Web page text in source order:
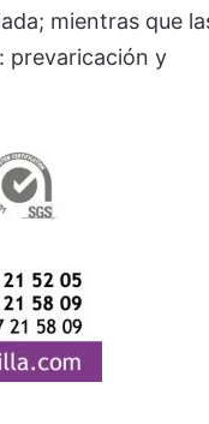
mientras que
prevaricación y